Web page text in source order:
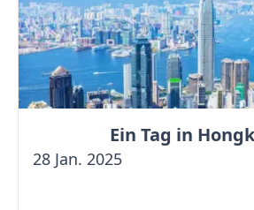
Ein Tag in
28 Jan. 2025